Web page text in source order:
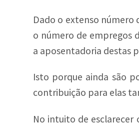
Dado o extenso número
o número de empregos
a aposentadoria destas
Isto porque ainda são
contribuição para elas
No intuito de esclarecer